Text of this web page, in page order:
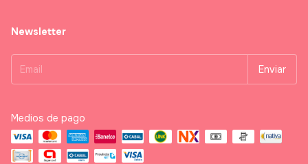
Newsletter
Medios de pago